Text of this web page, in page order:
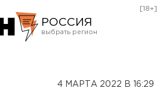
РОССИЯ
[18+]
4 МАРТА 2022 В 16:29